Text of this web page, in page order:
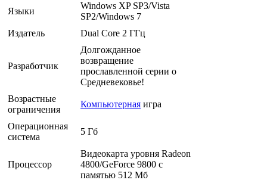
Языки
Windows XP SP3/Vista
SP2/Windows 7
Издатель
Dual Core 2 ГГц
Разработчик
Долгожданное
возвращение
прославленной серии о
Средневековье!
Возрастные
ограничения
Компьютерная игра
Операционная
система
5 Гб
Процессор
Видеокарта уровня Radeon
4800/GeForce 9800 c
памятью 512 Мб